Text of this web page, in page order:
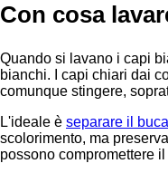
Con cosa
Quando si lavano i capi
bianchi. I capi chiari dai
comunque stingere,
L'ideale è separare il
scolorimento, ma
possono compromettere